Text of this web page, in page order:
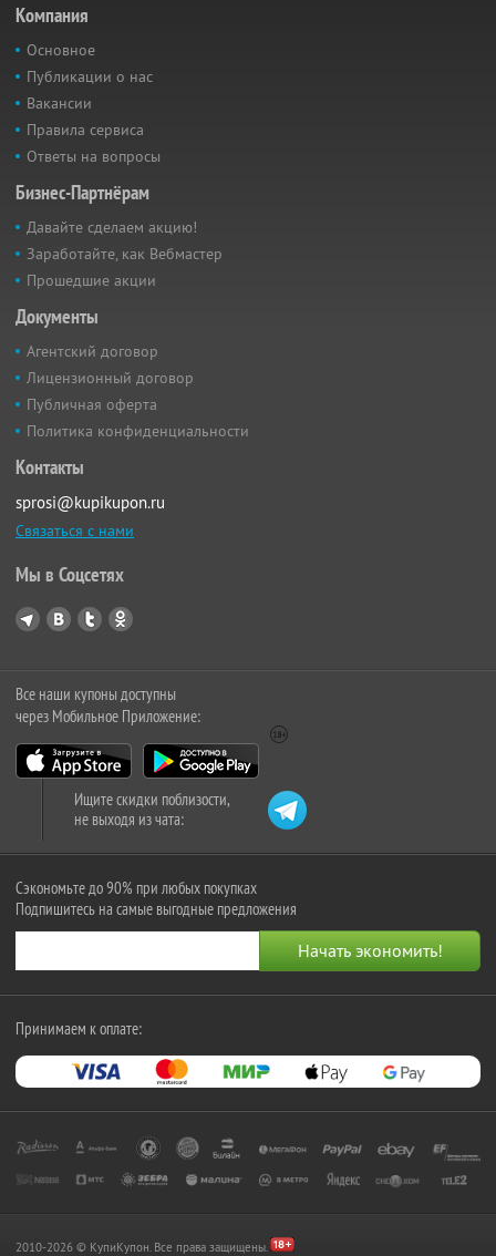
Компания
Основное
Публикации о нас
Вакансии
Правила сервиса
Ответы на вопросы
Бизнес-Партнёрам
Давайте сделаем акцию!
Заработайте, как Вебмастер
Прошедшие акции
Документы
Агентский договор
Лицензионный договор
Публичная оферта
Политика конфиденциальности
Контакты
sprosi@kupikupon.ru
Связаться с нами
Мы в Соцсетях
Все наши купоны доступны
через Мобильное Приложение:
Ищите скидки поблизости,
не выходя из чата:
Сэкономьте до 90% при любых покупках
Подпишитесь на самые выгодные предложения
Принимаем к оплате:
2010-2026 © КупиКупон. Все права защищены.